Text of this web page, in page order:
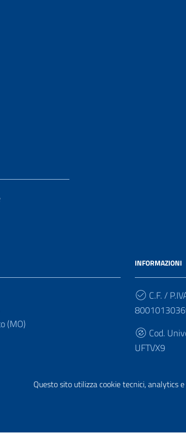
Questo sito utilizza cookie tecnici, analytics
(MO)
INFORMAZIONI
C.F. /
Cod.
UFTVX9